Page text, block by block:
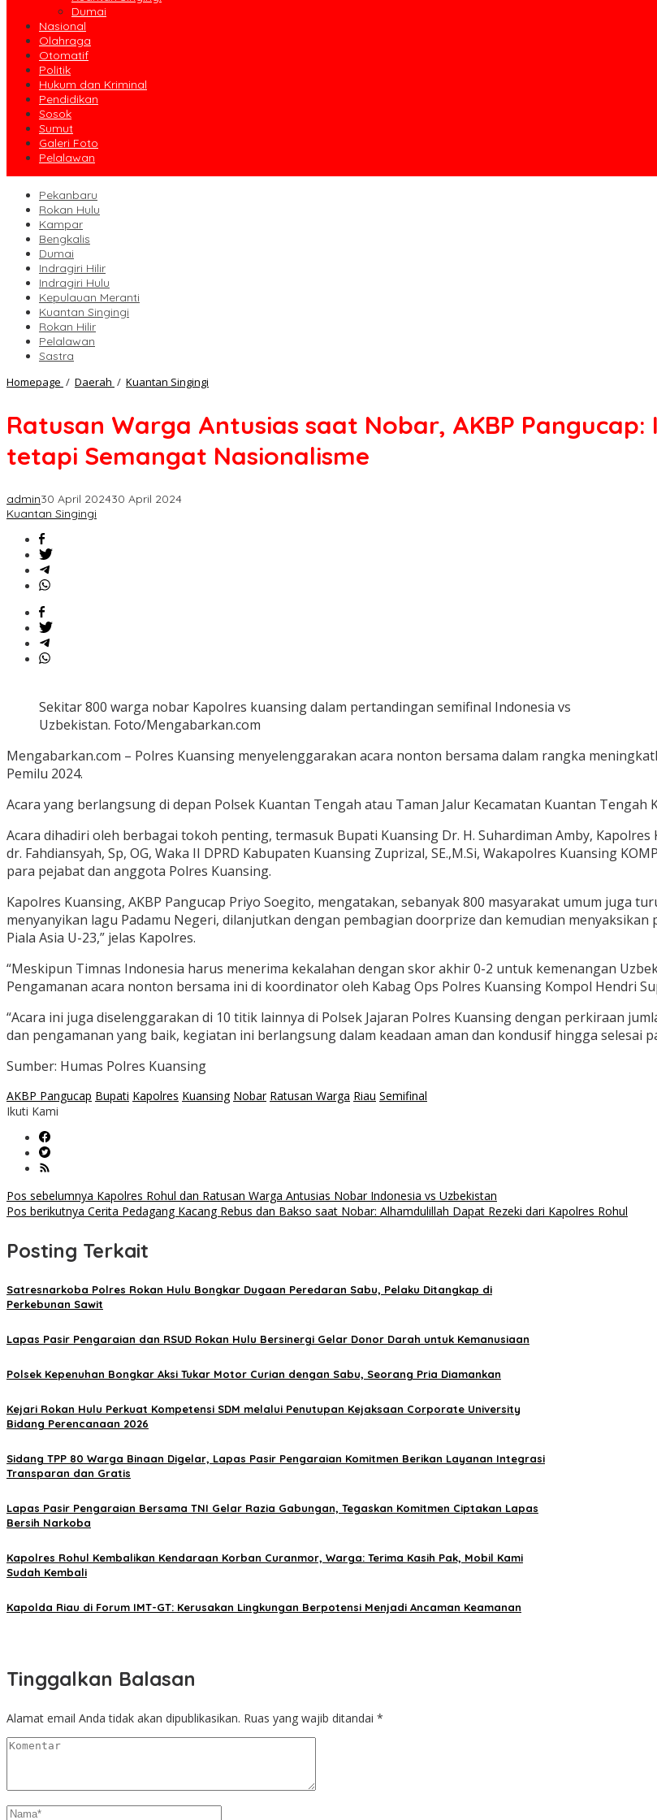
Dumai
Nasional
Olahraga
Otomatif
Politik
Hukum dan Kriminal
Pendidikan
Sosok
Sumut
Galeri Foto
Pelalawan
Pekanbaru
Rokan Hulu
Kampar
Bengkalis
Dumai
Indragiri Hilir
Indragiri Hulu
Kepulauan Meranti
Kuantan Singingi
Rokan Hilir
Pelalawan
Sastra
Homepage / Daerah / Kuantan Singingi
saat
AKBP
Pangucap:
Ratusan Warga Antusias saat Nobar, AKBP
tetapi Semangat Nasionalisme
admin30 April 202430 April 2024
Kuantan Singingi
Sekitar 800 warga nobar Kapolres kuansing dalam pertandingan semifinal Indonesia vs
Uzbekistan. Foto/Mengabarkan.com
Mengabarkan.com – Polres Kuansing menyelenggarakan acara nonton bersama dalam rangka
Pemilu 2024.
Acara yang berlangsung di depan Polsek Kuantan Tengah atau Taman Jalur Kecamatan Kuantan Tengah
Acara dihadiri oleh berbagai tokoh penting, termasuk Bupati Kuansing Dr. H. Suhardiman Amby, Kapolres
dr. Fahdiansyah, Sp, OG, Waka II DPRD Kabupaten Kuansing Zuprizal, SE.,M.Si, Wakapolres Kuansing
para pejabat dan anggota Polres Kuansing.
Kapolres Kuansing, AKBP Pangucap Priyo Soegito, mengatakan, sebanyak 800 masyarakat umum juga
menyanyikan lagu Padamu Negeri, dilanjutkan dengan pembagian doorprize dan kemudian
Piala Asia U-23,” jelas Kapolres.
“Meskipun Timnas Indonesia harus menerima kekalahan dengan skor akhir 0-2 untuk kemenangan
Pengamanan acara nonton bersama ini di koordinator oleh Kabag Ops Polres Kuansing Kompol Hendri
“Acara ini juga diselenggarakan di 10 titik lainnya di Polsek Jajaran Polres Kuansing dengan perkiraan
dan pengamanan yang baik, kegiatan ini berlangsung dalam keadaan aman dan kondusif hingga selesai
Sumber: Humas Polres Kuansing
AKBP Pangucap Bupati Kapolres Kuansing Nobar Ratusan Warga Riau Semifinal
Ikuti Kami
Navigasi
Pos sebelumnya Kapolres Rohul dan Ratusan Warga Antusias Nobar Indonesia vs Uzbekistan
Pos berikutnya Cerita Pedagang Kacang Rebus dan Bakso saat Nobar: Alhamdulillah Dapat Rezeki dari Kapolres Rohul
Posting Terkait
Satresnarkoba Polres Rokan Hulu Bongkar Dugaan Peredaran Sabu, Pelaku Ditangkap di
Perkebunan Sawit
Lapas Pasir Pengaraian dan RSUD Rokan Hulu Bersinergi Gelar Donor Darah untuk Kemanusiaan
Polsek Kepenuhan Bongkar Aksi Tukar Motor Curian dengan Sabu, Seorang Pria Diamankan
Kejari Rokan Hulu Perkuat Kompetensi SDM melalui Penutupan Kejaksaan Corporate University
Bidang Perencanaan 2026
Sidang TPP 80 Warga Binaan Digelar, Lapas Pasir Pengaraian Komitmen Berikan Layanan Integrasi
Transparan dan Gratis
Lapas Pasir Pengaraian Bersama TNI Gelar Razia Gabungan, Tegaskan Komitmen Ciptakan Lapas
Bersih Narkoba
Kapolres Rohul Kembalikan Kendaraan Korban Curanmor, Warga: Terima Kasih Pak, Mobil Kami
Sudah Kembali
Kapolda Riau di Forum IMT-GT: Kerusakan Lingkungan Berpotensi Menjadi Ancaman Keamanan
Tinggalkan Balasan
Alamat email Anda tidak akan dipublikasikan. Ruas yang wajib ditandai *